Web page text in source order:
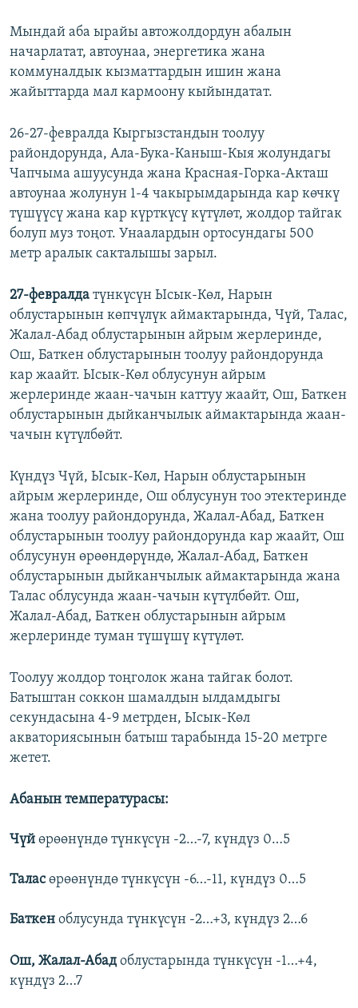
Мындай аба ырайы автожолдордун абалын
начарлатат, автоунаа, энергетика жана
коммуналдык кызматтардын ишин жана
жайыттарда мал кармоону кыйындатат.
26-27-февралда Кыргызстандын тоолуу
райондорунда, Ала-Бука-Каныш-Кыя жолундагы
Чапчыма ашуусунда жана Красная-Горка-Акташ
автоунаа жолунун 1-4 чакырымдарында кар көчкү
түшүүcү жана кар күрткүсү күтүлөт, жолдор тайгак
болуп муз тоңот. Унаалардын ортосундагы 500
метр аралык сакталышы зарыл.
27-февралда түнкүсүн Ысык-Көл, Нарын
облустарынын көпчүлүк аймактарында, Чүй, Талас,
Жалал-Абад облустарынын айрым жерлеринде,
Ош, Баткен облустарынын тоолуу райондорунда
кар жаайт. Ысык-Көл облусунун айрым
жерлеринде жаан-чачын каттуу жаайт, Ош, Баткен
облустарынын дыйканчылык аймактарында жаан-
чачын күтүлбөйт.
Күндүз Чүй, Ысык-Көл, Нарын облустарынын
айрым жерлеринде, Ош облусунун тоо этектеринде
жана тоолуу райондорунда, Жалал-Абад, Баткен
облустарынын тоолуу райондорунда кар жаайт, Ош
облусунун өрөөндөрүндө, Жалал-Абад, Баткен
облустарынын дыйканчылык аймактарында жана
Талас облусунда жаан-чачын күтүлбөйт. Ош,
Жалал-Абад, Баткен облустарынын айрым
жерлеринде туман түшүшү күтүлөт.
Тоолуу жолдор тоңголок жана тайгак болот.
Батыштан соккон шамалдын ылдамдыгы
секундасына 4-9 метрден, Ысык-Көл
акваториясынын батыш тарабында 15-20 метрге
жетет.
Абанын температурасы:
Чүй өрөөнүндө түнкүсүн -2…-7, күндүз 0…5
Таласөрөөнүндө түнкүсүн -6…-11, күндүз 0…5
Баткен облусунда түнкүсүн -2…+3, күндүз 2…6
Ош, Жалал-Абадоблустарында түнкүсүн -1…+4,
күндүз 2…7